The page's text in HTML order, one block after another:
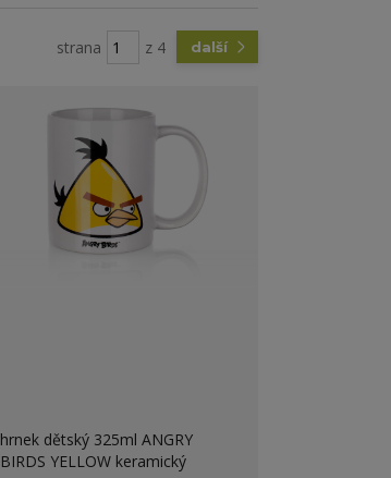
strana z 4 další
hrnek dětský 325ml ANGRY
BIRDS YELLOW keramický